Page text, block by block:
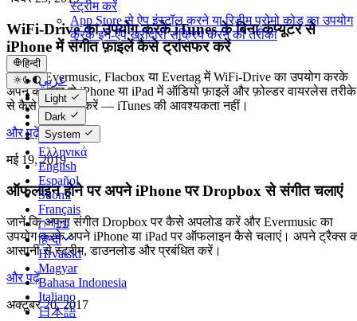
स्ट्रीम करें
App Store से ऐप इंस्टॉल करने या रिडीम प्रोमो कोड का उपयोग
करके इन-ऐप खरीदारी सक्रिय करने का तरीका
हिन्दी
عربي
Català
Čeština
Dansk
Deutsch
Ελληνικά
English
Español
Suomi
Français
עברית
हिन्दी
Hrvatski
Magyar
Bahasa Indonesia
Italiano
日本語
Light
Dark
System
WiFi-Drive का उपयोग करके iTunes के बिना कंप्यूटर से
iPhone में संगीत फ़ाइलें कैसे ट्रांसफर करें
जानें कि Evermusic, Flacbox या Evertag में WiFi-Drive का उपयोग करके
अपने कंप्यूटर से iPhone या iPad में ऑडियो फ़ाइलें और फ़ोल्डर वायरलेस तरीके
से कैसे ट्रांसफर करें — iTunes की आवश्यकता नहीं।
और पढ़ें
मई 19, 2019
ऑफलाइन होने पर अपने iPhone पर Dropbox से संगीत चलाएं
जानें कि अपना संगीत Dropbox पर कैसे अपलोड करें और Evermusic का
उपयोग करके अपने iPhone या iPad पर ऑफलाइन कैसे चलाएं। अपने ट्रैक्स
आसानी से स्ट्रीम, डाउनलोड और प्रबंधित करें।
और पढ़ें
अक्टूबर 20, 2017